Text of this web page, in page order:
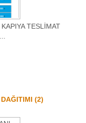
KAPIYA TESLİMAT
(2)